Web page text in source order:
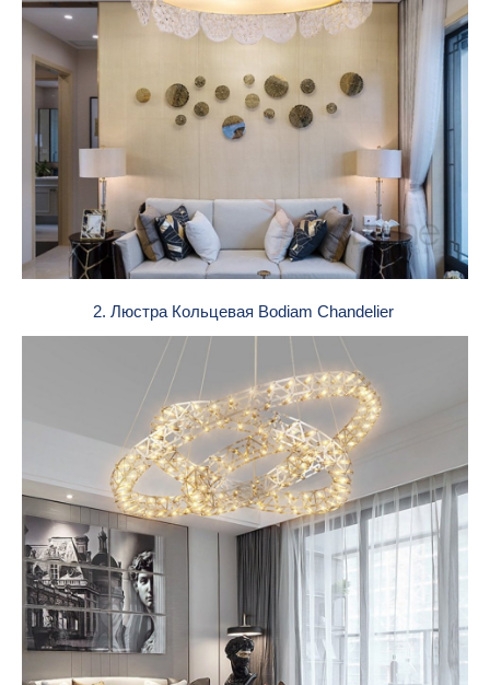
2. Люстра Кольцевая Bodiam Chandelier